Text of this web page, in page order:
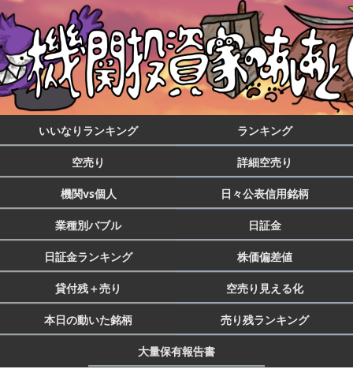
いいなりランキング ランキング
空売り 詳細空売り
機関vs個人 日々公表信用銘柄
業種別バブル 日証金
日証金ランキング 株価偏差値
貸付残＋売り 空売り見える化
本日の動いた銘柄 売り残ランキング
大量保有報告書